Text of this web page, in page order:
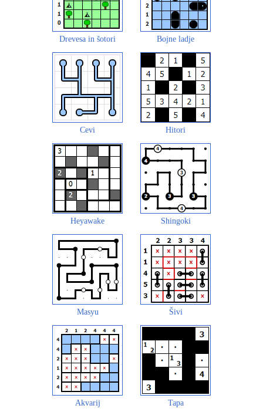
Drevesa in šotori Bojne ladje
Cevi Hitori
Heyawake Shingoki
Masyu Šivi
Akvarij Tapa